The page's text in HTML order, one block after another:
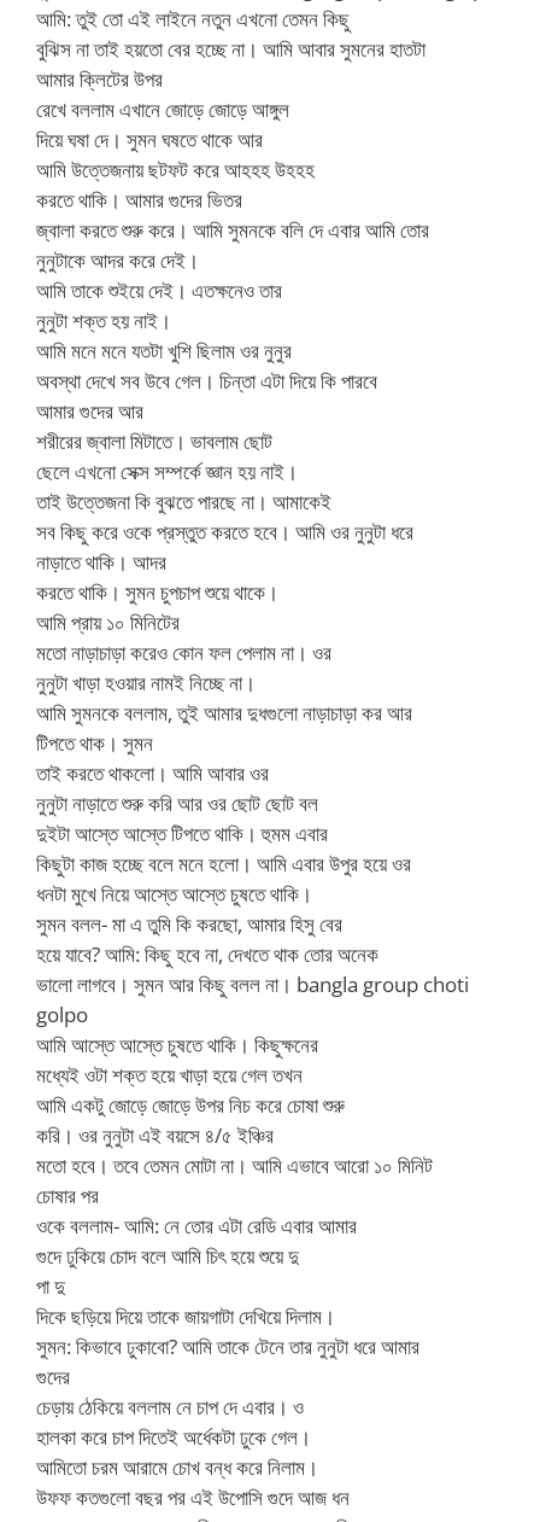
আমি: তুই তো এই লাইনে নতুন এখনো তেমন কিছু
বুঝিস না তাই হয়তো বের হচ্ছে না। আমি আবার সুমনের হাতটা
আমার ক্লিটের উপর
রেখে বললাম এখানে জোড়ে জোড়ে আঙ্গুল
দিয়ে ঘষা দে। সুমন ঘষতে থাকে আর
আমি উত্তেজনায় ছটফট করে আহহহ উহহহ
করতে থাকি। আমার গুদের ভিতর
জ্বালা করতে শুরু করে। আমি সুমনকে বলি দে এবার আমি তোর
নুনুটাকে আদর করে দেই।
আমি তাকে শুইয়ে দেই। এতক্ষনেও তার
নুনুটা শক্ত হয় নাই।
আমি মনে মনে যতটা খুশি ছিলাম ওর নুনুর
অবস্থা দেখে সব উবে গেল। চিন্তা এটা দিয়ে কি পারবে
আমার গুদের আর
শরীরের জ্বালা মিটাতে। ভাবলাম ছোট
ছেলে এখনো সেক্স সম্পর্কে জ্ঞান হয় নাই।
তাই উত্তেজনা কি বুঝতে পারছে না। আমাকেই
সব কিছু করে ওকে প্রস্তুত করতে হবে। আমি ওর নুনুটা ধরে
নাড়াতে থাকি। আদর
করতে থাকি। সুমন চুপচাপ শুয়ে থাকে।
আমি প্রায় ১০ মিনিটের
মতো নাড়াচাড়া করেও কোন ফল পেলাম না। ওর
নুনুটা খাড়া হওয়ার নামই নিচ্ছে না।
আমি সুমনকে বললাম, তুই আমার দুধগুলো নাড়াচাড়া কর আর
টিপতে থাক। সুমন
তাই করতে থাকলো। আমি আবার ওর
নুনুটা নাড়াতে শুরু করি আর ওর ছোট ছোট বল
দুইটা আস্তে আস্তে টিপতে থাকি। হুমম এবার
কিছুটা কাজ হচ্ছে বলে মনে হলো। আমি এবার উপুর হয়ে ওর
ধনটা মুখে নিয়ে আস্তে আস্তে চুষতে থাকি।
সুমন বলল- মা এ তুমি কি করছো, আমার হিসু বের
হয়ে যাবে? আমি: কিছু হবে না, দেখতে থাক তোর অনেক
ভালো লাগবে। সুমন আর কিছু বলল না। bangla group choti
golpo
আমি আস্তে আস্তে চুষতে থাকি। কিছুক্ষনের
মধ্যেই ওটা শক্ত হয়ে খাড়া হয়ে গেল তখন
আমি একটু জোড়ে জোড়ে উপর নিচ করে চোষা শুরু
করি। ওর নুনুটা এই বয়সে ৪/৫ ইঞ্চির
মতো হবে। তবে তেমন মোটা না। আমি এভাবে আরো ১০ মিনিট
চোষার পর
ওকে বললাম- আমি: নে তোর এটা রেডি এবার আমার
গুদে ঢুকিয়ে চোদ বলে আমি চিৎ হয়ে শুয়ে দু
পা দু
দিকে ছড়িয়ে দিয়ে তাকে জায়গাটা দেখিয়ে দিলাম।
সুমন: কিভাবে ঢুকাবো? আমি তাকে টেনে তার নুনুটা ধরে আমার
গুদের
চেড়ায় ঠেকিয়ে বললাম নে চাপ দে এবার। ও
হালকা করে চাপ দিতেই অর্ধেকটা ঢুকে গেল।
আমিতো চরম আরামে চোখ বন্ধ করে নিলাম।
উফফ কতগুলো বছর পর এই উপোসি গুদে আজ ধন